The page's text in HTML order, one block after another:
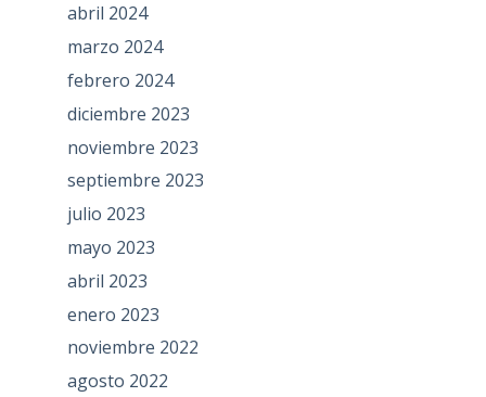
abril 2024
marzo 2024
febrero 2024
diciembre 2023
noviembre 2023
septiembre 2023
julio 2023
mayo 2023
abril 2023
enero 2023
noviembre 2022
agosto 2022